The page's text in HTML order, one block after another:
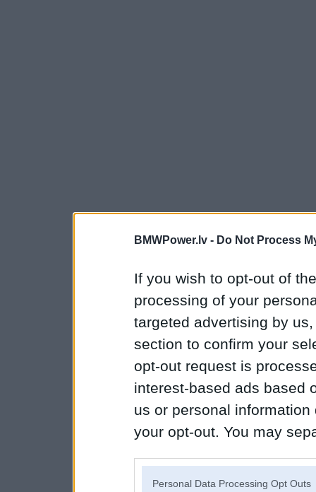
BMWPower.lv - Do Not Process
If you wish to opt-out of
processing of your
targeted advertising by
section to confirm your
opt-out request is
interest-based ads based
us or personal
your opt-out. You may
Personal Data Processing Opt Outs